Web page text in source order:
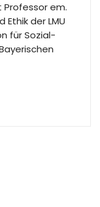
Professor em.
der LMU
für Sozial-